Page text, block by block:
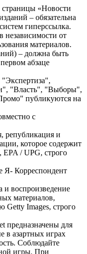
«Новости
– обязательна
гиперссылка.
независимости от
материалов.
– должна быть
абзаце
"Власть", "Выборы",
публикуются на
с
републикация и
которое содержит
/ UPG, строго
Я- Корреспондент
и воспроизведение
материалов,
Getty Images, строго
предназначены для
в азартных играх
Соблюдайте
игры. При